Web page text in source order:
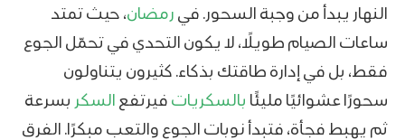
النهار يبدأ من وجبة السحور. في رمضان، حيث تمتد
ساعات الصيام طويلًا، لا يكون التحدي في تحمّل الجوع
فقط، بل في إدارة طاقتك بذكاء. كثيرون يتناولون
سحورًا عشوائيًا مليئًا بالسكريات فيرتفع السكر بسرعة
ثم يهبط فجأة، فتبدأ نوبات الجوع والتعب مبكرًا. الفرق